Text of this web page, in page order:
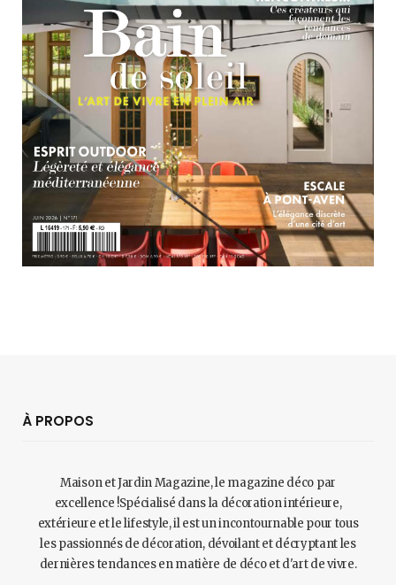
À PROPOS
Maison et Jardin Magazine, le magazine déco par
excellence !Spécialisé dans la décoration intérieure,
extérieure et le lifestyle, il est un incontournable pour tous
les passionnés de décoration, dévoilant et décryptant les
dernières tendances en matière de déco et d'art de vivre.